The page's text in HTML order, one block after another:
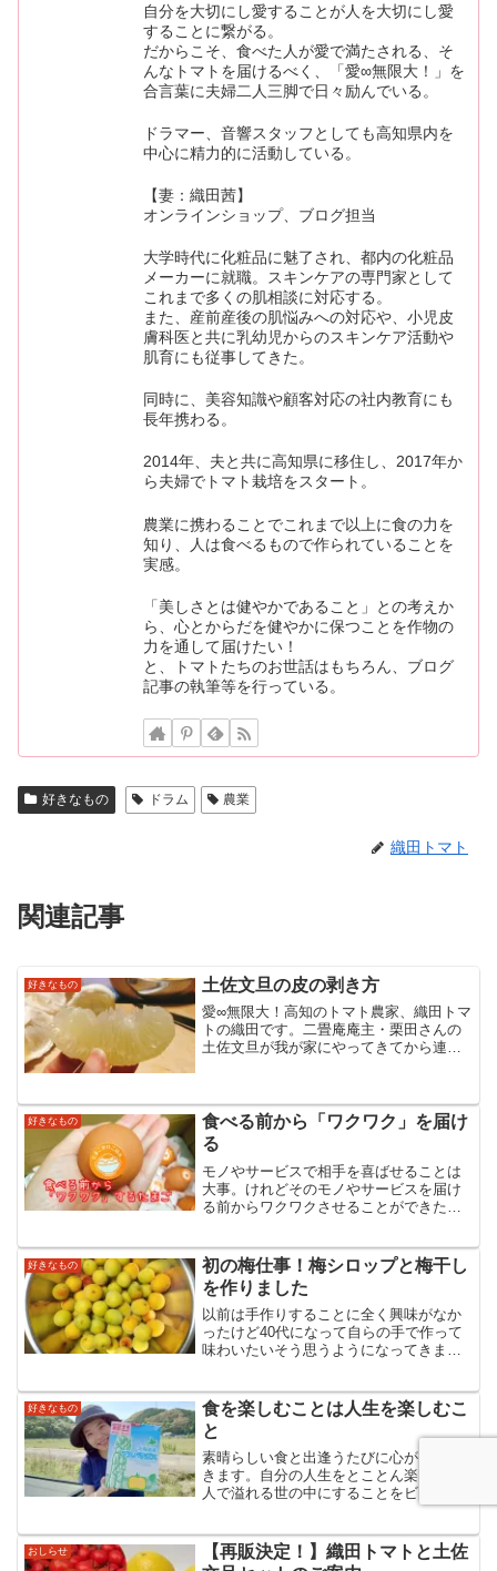
自分を大切にし愛することが人を大切にし愛
することに繋がる。
だからこそ、食べた人が愛で満たされる、そ
んなトマトを届けるべく、「愛∞無限大！」を
合言葉に夫婦二人三脚で日々励んでいる。
ドラマー、音響スタッフとしても高知県内を
中心に精力的に活動している。
【妻：織田茜】
オンラインショップ、ブログ担当
大学時代に化粧品に魅了され、都内の化粧品
メーカーに就職。スキンケアの専門家として
これまで多くの肌相談に対応する。
また、産前産後の肌悩みへの対応や、小児皮
膚科医と共に乳幼児からのスキンケア活動や
肌育にも従事してきた。
同時に、美容知識や顧客対応の社内教育にも
長年携わる。
2014年、夫と共に高知県に移住し、2017年か
ら夫婦でトマト栽培をスタート。
農業に携わることでこれまで以上に食の力を
知り、人は食べるもので作られていることを
実感。
「美しさとは健やかであること」との考えか
ら、心とからだを健やかに保つことを作物の
力を通して届けたい！
と、トマトたちのお世話はもちろん、ブログ
記事の執筆等を行っている。
好きなもの ドラム 農業
織田トマト
関連記事
好きなもの 土佐文旦の皮の剥き方
愛∞無限大！高知のトマト農家、織田トマ
トの織田です。二畳庵庵主・栗田さんの
土佐文旦が我が家にやってきてから連日
ともうそれは至福そのも...
好きなもの
食べる前から「ワクワク」を届け
る
モノやサービスで相手を喜ばせることは
大事。けれどそのモノやサービスを届け
る前からワクワクさせることができたら
動に繋がる。今日はそんなお話。「自分
を生きる」と決めたあなた...
好きなもの
初の梅仕事！梅シロップと梅干し
を作りました
以前は手作りすることに全く興味がなか
ったけど40代になって自らの手で作って
味わいたいそう思うようになってきまし
ネルギー溢れる真っ赤な太陽のようなト
マトを通して細胞が喜び...
好きなもの
食を楽しむことは人生を楽しむこ
と
素晴らしい食と出逢うたびに心がときめ
きます。自分の人生をとことん楽しむ大
人で溢れる世の中にすることをビジョン
にエネルギー溢れる真っ赤な太陽のよう
空と大地の愛を繋ぐ天使💛織田トマトの
織田茜です。先日、Twi...
おしらせ
【再販決定！】織田トマトと土佐